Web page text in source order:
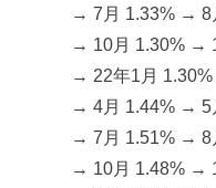
→ 7月 1.33% → 8月
→ 10月 1.30% → 11
→ 22年1月 1.30% →
→ 4月 1.44% → 5月
→ 7月 1.51% → 8月
→ 10月 1.48% → 11